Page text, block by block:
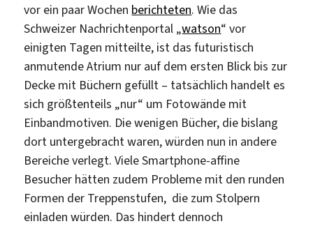
vor ein paar Wochen berichteten. Wie das
Schweizer Nachrichtenportal „watson“ vor
einigten Tagen mitteilte, ist das futuristisch
anmutende Atrium nur auf dem ersten Blick bis zur
Decke mit Büchern gefüllt – tatsächlich handelt es
sich größtenteils „nur“ um Fotowände mit
Einbandmotiven. Die wenigen Bücher, die bislang
dort untergebracht waren, würden nun in andere
Bereiche verlegt. Viele Smartphone-affine
Besucher hätten zudem Probleme mit den runden
Formen der Treppenstufen, die zum Stolpern
einladen würden. Das hindert dennoch